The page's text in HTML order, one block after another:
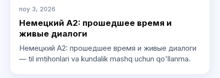
noy 3, 2026
Немецкий A2: прошедшее время и
живые диалоги
Немецкий A2: прошедшее время и живые диалоги
— til imtihonlari va kundalik mashq uchun qo'llanma.